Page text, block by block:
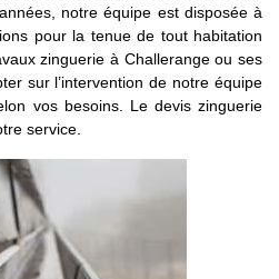
notre équipe est disposée à
pour la tenue de tout habitation
zinguerie à Challerange ou ses
sur l’intervention de notre équipe
vos besoins. Le devis zinguerie
service.